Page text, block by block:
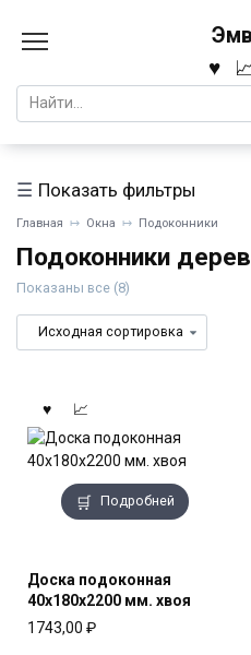
содержанию
Search
for:
Главная Окна Подоконники
Подоконники
Показаны все (8)
Подробней
Доска подоконная
40x180x2200 мм. хвоя
1743,00 ₽
Показать фильтры